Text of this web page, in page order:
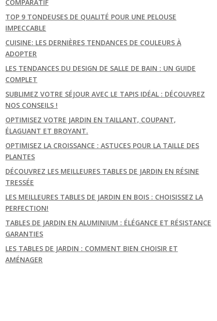
COMPARATIF
TOP 9 TONDEUSES DE QUALITÉ POUR UNE PELOUSE
IMPECCABLE
CUISINE: LES DERNIÈRES TENDANCES DE COULEURS À
ADOPTER
LES TENDANCES DU DESIGN DE SALLE DE BAIN : UN GUIDE
COMPLET
SUBLIMEZ VOTRE SÉJOUR AVEC LE TAPIS IDÉAL : DÉCOUVREZ
NOS CONSEILS !
OPTIMISEZ VOTRE JARDIN EN TAILLANT, COUPANT,
ÉLAGUANT ET BROYANT.
OPTIMISEZ LA CROISSANCE : ASTUCES POUR LA TAILLE DES
PLANTES
DÉCOUVREZ LES MEILLEURES TABLES DE JARDIN EN RÉSINE
TRESSÉE
LES MEILLEURES TABLES DE JARDIN EN BOIS : CHOISISSEZ LA
PERFECTION!
TABLES DE JARDIN EN ALUMINIUM : ÉLÉGANCE ET RÉSISTANCE
GARANTIES
LES TABLES DE JARDIN : COMMENT BIEN CHOISIR ET
AMÉNAGER